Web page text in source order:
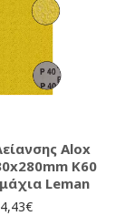
Alox
K60
Leman
4,43€